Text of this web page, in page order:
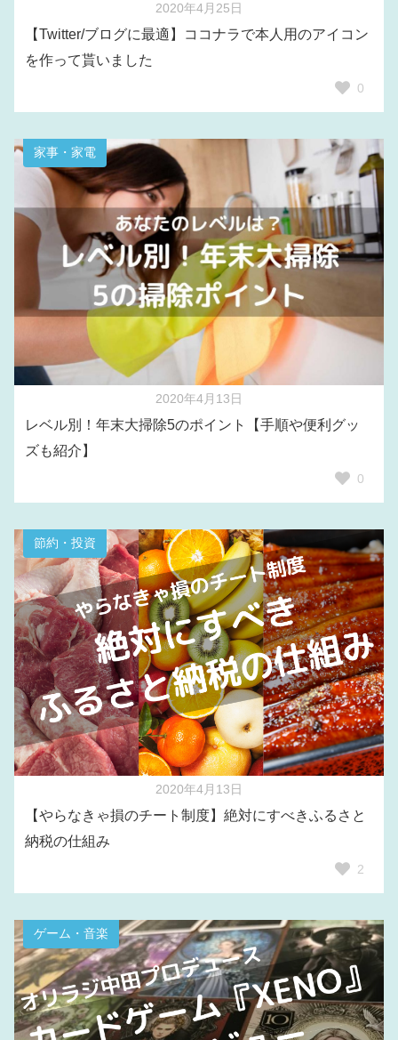
2020年4月25日
【Twitter/ブログに最適】ココナラで本人用のアイコン
を作って貰いました
0
家事・家電
2020年4月13日
レベル別！年末大掃除5のポイント【手順や便利グッ
ズも紹介】
0
節約・投資
2020年4月13日
【やらなきゃ損のチート制度】絶対にすべきふるさと
納税の仕組み
2
ゲーム・音楽